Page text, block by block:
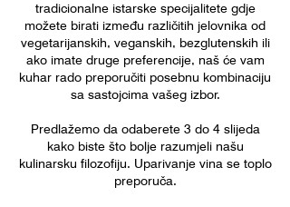
tradicionalne istarske specijalitete gdje
možete birati između različitih jelovnika od
vegetarijanskih, veganskih, bezglutenskih ili
ako imate druge preferencije, naš će vam
kuhar rado preporučiti posebnu kombinaciju
sa sastojcima vašeg izbor.
Predlažemo da odaberete 3 do 4 slijeda
kako biste što bolje razumjeli našu
kulinarsku filozofiju. Uparivanje vina se toplo
preporuča.